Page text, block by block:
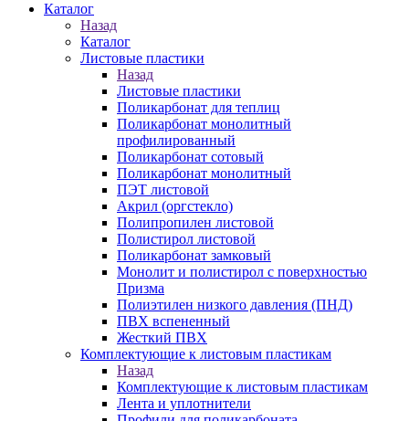
Каталог
Назад
Каталог
Листовые пластики
Назад
Листовые пластики
Поликарбонат для теплиц
Поликарбонат монолитный
профилированный
Поликарбонат сотовый
Поликарбонат монолитный
ПЭТ листовой
Акрил (оргстекло)
Полипропилен листовой
Полистирол листовой
Поликарбонат замковый
Монолит и полистирол с поверхностью
Призма
Полиэтилен низкого давления (ПНД)
ПВХ вспененный
Жесткий ПВХ
Комплектующие к листовым пластикам
Назад
Комплектующие к листовым пластикам
Лента и уплотнители